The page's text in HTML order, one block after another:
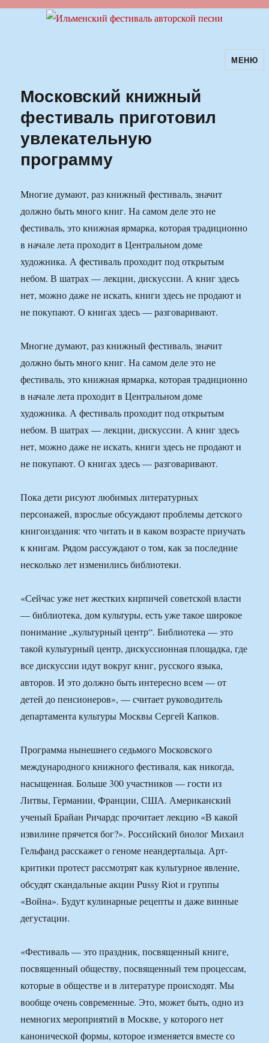
Ильменский фестиваль авторскойМЕНЮ
Московский книжный
фестиваль приготовил
увлекательную
программу
Многие думают, раз книжный фестиваль, значит
должно быть много книг. На самом деле это не
фестиваль, это книжная ярмарка, которая традиционно
в начале лета проходит в Центральном доме
художника. А фестиваль проходит под открытым
небом. В шатрах — лекции, дискуссии. А книг здесь
нет, можно даже не искать, книги здесь не продают и
не покупают. О книгах здесь — разговаривают.
Многие думают, раз книжный фестиваль, значит
должно быть много книг. На самом деле это не
фестиваль, это книжная ярмарка, которая традиционно
в начале лета проходит в Центральном доме
художника. А фестиваль проходит под открытым
небом. В шатрах — лекции, дискуссии. А книг здесь
нет, можно даже не искать, книги здесь не продают и
не покупают. О книгах здесь — разговаривают.
Пока дети рисуют любимых литературных
персонажей, взрослые обсуждают проблемы детского
книгоиздания: что читать и в каком возрасте приучать
к книгам. Рядом рассуждают о том, как за последние
несколько лет изменились библиотеки.
«Сейчас уже нет жестких кирпичей советской власти
— библиотека, дом культуры, есть уже такое широкое
понимание „культурный центр“. Библиотека — это
такой культурный центр, дискуссионная площадка, где
все дискуссии идут вокруг книг, русского языка,
авторов. И это должно быть интересно всем — от
детей до пенсионеров», — считает руководитель
департамента культуры Москвы Сергей Капков.
Программа нынешнего седьмого Московского
международного книжного фестиваля, как никогда,
насыщенная. Больше 300 участников — гости из
Литвы, Германии, Франции, США. Американский
ученый Брайан Ричардс прочитает лекцию «В какой
извилине прячется бог?». Российский биолог Михаил
Гельфанд расскажет о геноме неандертальца. Арт-
критики протест рассмотрят как культурное явление,
обсудят скандальные акции Pussy Riot и группы
«Война». Будут кулинарные рецепты и даже винные
дегустации.
«Фестиваль — это праздник, посвященный книге,
посвященный обществу, посвященный тем процессам,
которые в обществе и в литературе происходят. Мы
вообще очень современные. Это, может быть, одно из
немногих мероприятий в Москве, у которого нет
канонической формы, которое изменяется вместе со